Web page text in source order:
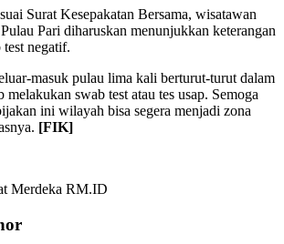
Surat Kesepakatan Bersama, wisatawan
Pari diharuskan menunjukkan keterangan
test negatif.
masuk pulau lima kali berturut-turut dalam
swab test atau tes usap. Semoga
ini wilayah bisa segera menjadi zona
[FIK]
Merdeka RM.ID